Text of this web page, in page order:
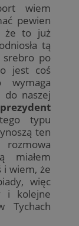
wiem
pewien
że to już
tą
srebro po
jest coś
wymaga
do naszej
typu
ten
miałem
i wiem, że
więc
i kolejne
Tychach